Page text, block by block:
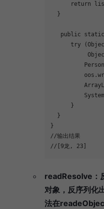
return
}
public static
try
Person
ArrayList
}
}
}
//输出结果
//[9龙, 23]
readResolve：
对象，反序列化
法在